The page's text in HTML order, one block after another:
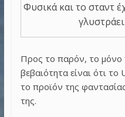
Φυσικά και το σταντ
Προς το παρόν, το μόνο
βεβαιότητα είναι ότι
το προϊόν της
της.